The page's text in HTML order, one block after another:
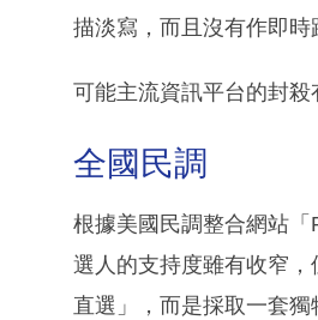
描淡寫，而且沒有作即時
可能主流資訊平台的封殺
全國民調
根據美國民調整合網站
選人的支持度雖有收窄
直選」，而是採取一套